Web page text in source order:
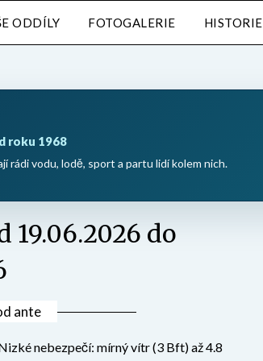
ODDÍLY FOTOGALERIE HISTORIE
roku 1968
rádi vodu, lodě, sport a partu lidí kolem nich.
19.06.2026 do
ante
nebezpečí: mírný vítr (3 Bft) až 4.8